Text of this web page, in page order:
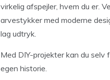
virkelig afspejler, hvem du er.
arvestykker med moderne
lag udtryk.
Med DIY-projekter kan du selv
egen historie.